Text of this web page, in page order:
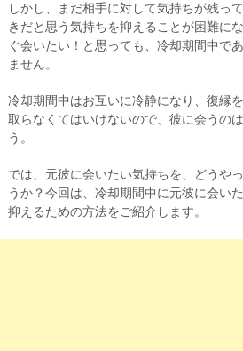
しかし、まだ相手に対して気持ちが残っ
きだと思う気持ちを抑えることが困難に
ぐ会いたい！と思っても、冷却期間中で
ません。
冷却期間中はお互いに冷静になり、復縁
取らなくてはいけないので、彼に会うの
う。
では、元彼に会いたい気持ちを、どうや
うか？今回は、冷却期間中に元彼に会い
抑えるための方法をご紹介します。